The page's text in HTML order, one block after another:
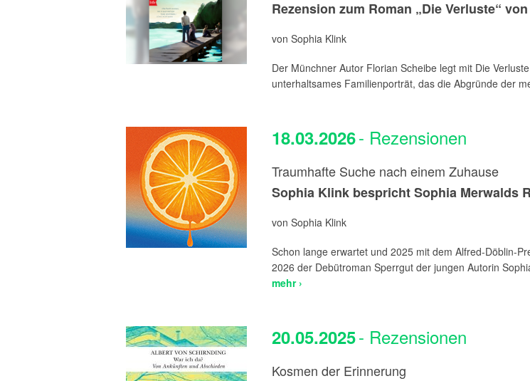
Rezension zum Roman „Die Verluste“
von Sophia Klink
Der Münchner Autor Florian Scheibe legt mit Die
unterhaltsames Familienporträt, das die Abgründe der
18.03.2026- Rezensionen
Traumhafte Suche nach einem Zuhause
Sophia Klink bespricht Sophia Merwalds
von Sophia Klink
Schon lange erwartet und 2025 mit dem Alfred-Döblin-
2026 der Debütroman Sperrgut der jungen Autorin
mehr ›
20.05.2025- Rezensionen
Kosmen der Erinnerung